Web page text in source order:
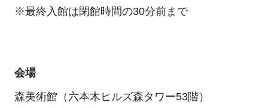
※最終入館は閉館時間の30分前まで
会場
森美術館（六本木ヒルズ森タワー53階）